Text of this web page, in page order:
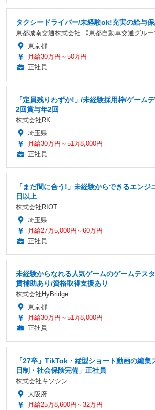
タクシードライバー/未経験ok!充実の給与保
東都城南交通株式会社 ｟東都自動車交通グルー
東京都
月給30万円～50万円
正社員
「定員残りわずか!」/未経験採用枠/ゲーム
2回賞与年2回
株式会社RK
埼玉県
月給30万円～51万8,000円
正社員
「まだ間に合う!」未経験からできるエンジ
日以上
株式会社RIOT
埼玉県
月給27万5,000円～60万円
正社員
未経験からなれる人気ゲームのゲームテス
賃補助あり/資格取得支援あり
株式会社HyBridge
東京都
月給30万円～51万8,000円
正社員
「27卒」TikTok・縦型ショート動画の編集
日制・社会保険完備」正社員
株式会社キソシン
大阪府
月給25万8,600円～32万円